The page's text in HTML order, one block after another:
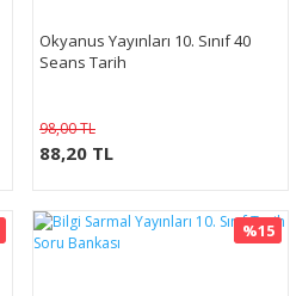
Okyanus Yayınları 10. Sınıf 40
Seans Tarih
98,00 TL
88,20 TL
%15